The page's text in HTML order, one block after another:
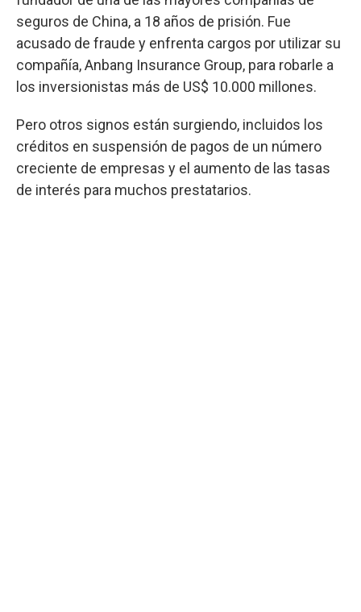
seguros de China, a 18 años de prisión. Fue
acusado de fraude y enfrenta cargos por utilizar su
compañía, Anbang Insurance Group, para robarle a
los inversionistas más de US$ 10.000 millones.
Pero otros signos están surgiendo, incluidos los
créditos en suspensión de pagos de un número
creciente de empresas y el aumento de las tasas
de interés para muchos prestatarios.